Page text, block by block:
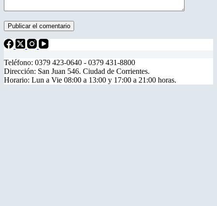
Publicar el comentario
Teléfono: 0379 423-0640 - 0379 431-8800
Dirección: San Juan 546. Ciudad de Corrientes.
Horario: Lun a Vie 08:00 a 13:00 y 17:00 a 21:00 horas.